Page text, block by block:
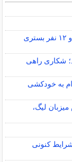
مسمومیت الکلی در نیشابور؛ یک نفر جان باخت و ۱۲ نفر بستری
کرد؛ شکاری راهی
به خودکشی
لیگ،
کنونی